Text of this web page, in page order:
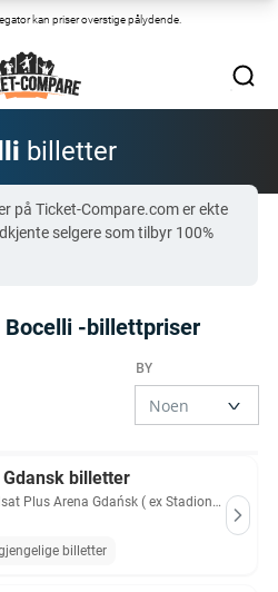
kan priser overstige pålydende.
billetter
på Ticket-Compare.com er ekte
selgere som tilbyr 100%
Bocelli -billettpriser
billetter
Polsat Plus Arena Gdańsk ( ex Stadion Energa Gdansk )
billetter